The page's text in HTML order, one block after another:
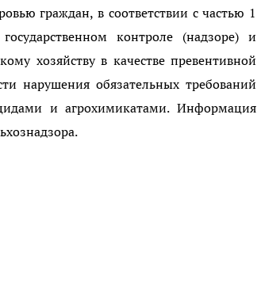
граждан, в соответствии с частью 1
контроле (надзоре) и
хозяйству в качестве превентивной
нарушения обязательных требований
и агрохимикатами. Информация